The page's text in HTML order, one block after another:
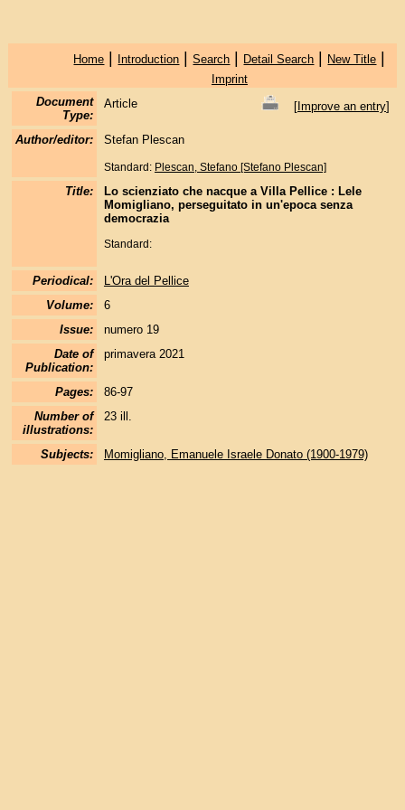
Home | Introduction |Search | Detail Search | New Title |
Imprint
Document
Type:
Article [Improve an entry]
Author/editor: Stefan Plescan
Standard: Plescan, Stefano [Stefano Plescan]
Title:
Lo scienziato che nacque a Villa Pellice : Lele
Momigliano, perseguitato in un'epoca senza
democrazia
Standard:
Periodical:
L'Ora del Pellice
Volume:
6
Issue:
numero 19
Date of
Publication:
primavera 2021
Pages:
86-97
Number of
illustrations:
23 ill.
Subjects: Momigliano, Emanuele Israele Donato (1900-1979)